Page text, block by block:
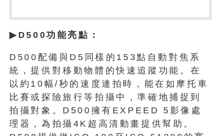
▶ D500功能亮點：
D500配備與D5同樣的153點自動對焦系
統，提供對移動物體的快速追蹤功能。在
以約10幅/秒的速度連拍時，能在如摩托車
比賽或探險旅行等拍攝中，準確地捕捉到
拍攝對象。D500擁有EXPEED 5影像處
理器，為拍攝4K超高清動畫提供幫助。